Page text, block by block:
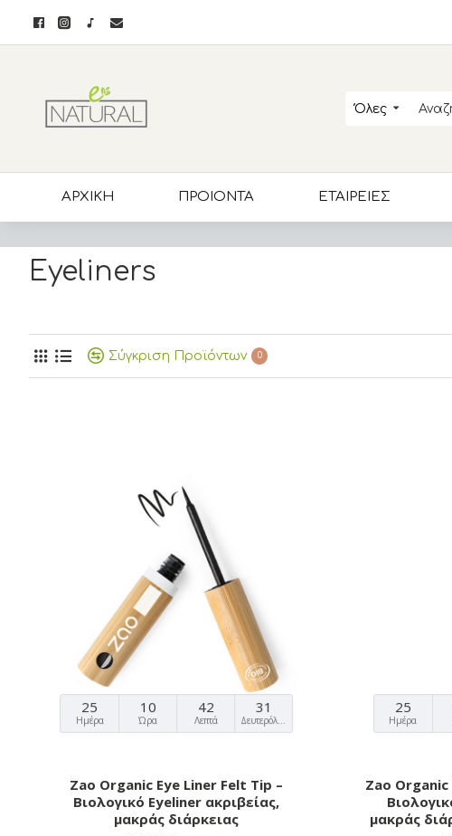
Όλες
ΑΡΧΙΚΗ ΠΡΟΙΟΝΤΑ ΕΤΑΙΡΕΙΕΣ
Eyeliners
Σύγκριση Προϊόντων 0
25
Ημέρα
10
Ώρα
42
Λεπτά
30
Δευτερόλεπτα
Zao Organic Eye Liner Felt Tip –
Βιολογικό Eyeliner ακριβείας,
μακράς διάρκειας
25
Ημέρα
Zao Organic
μακράς